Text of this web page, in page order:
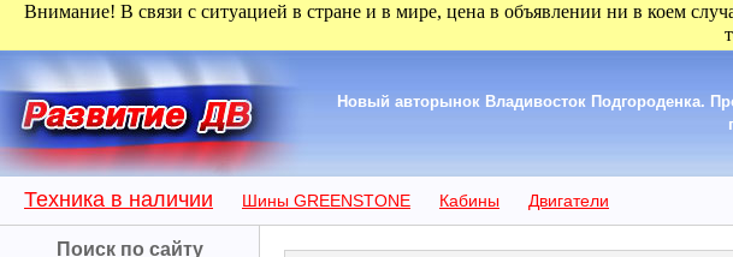
Внимание! В связи с ситуацией в стране и в мире, цена в объявлении ни в коем
Новый авторынок Владивосток Подгороденка.
Техника в наличии Шины GREENSTONE Кабины Двигатели
Поиск по сайту